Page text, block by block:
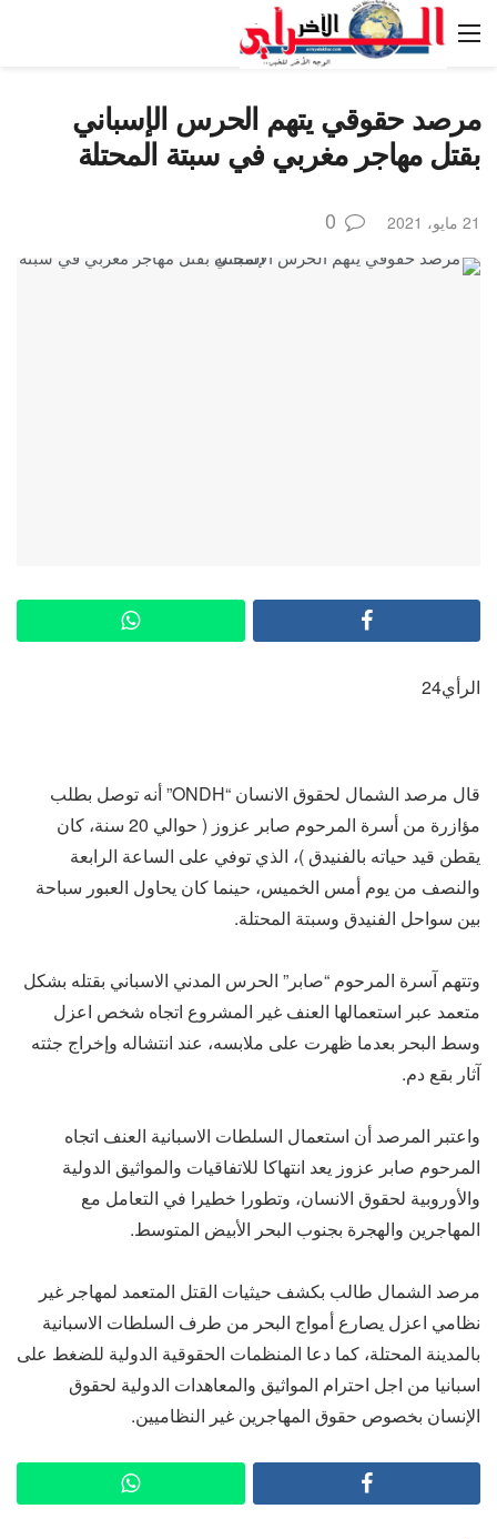
مرصد حقوقي يتهم الحرس الإسباني
بقتل مهاجر مغربي في سبتة المحتلة
21 مايو، 2021 0
الرأي24
قال مرصد الشمال لحقوق الانسان “ONDH” أنه توصل بطلب
مؤازرة من أسرة المرحوم صابر عزوز ( حوالي 20 سنة، كان
يقطن قيد حياته بالفنيدق )، الذي توفي على الساعة الرابعة
والنصف من يوم أمس الخميس، حينما كان يحاول العبور سباحة
بين سواحل الفنيدق وسبتة المحتلة.
وتتهم آسرة المرحوم “صابر” الحرس المدني الاسباني بقتله بشكل
متعمد عبر استعمالها العنف غير المشروع اتجاه شخص اعزل
وسط البحر بعدما ظهرت على ملابسه، عند انتشاله وإخراج جثته
آثار بقع دم.
واعتبر المرصد أن استعمال السلطات الاسبانية العنف اتجاه
المرحوم صابر عزوز يعد انتهاكا للاتفاقيات والمواثيق الدولية
والأوروبية لحقوق الانسان، وتطورا خطيرا في التعامل مع
المهاجرين والهجرة بجنوب البحر الأبيض المتوسط.
مرصد الشمال طالب بكشف حيثيات القتل المتعمد لمهاجر غير
نظامي اعزل يصارع أمواج البحر من طرف السلطات الاسبانية
بالمدينة المحتلة، كما دعا المنظمات الحقوقية الدولية للضغط على
اسبانيا من اجل احترام المواثيق والمعاهدات الدولية لحقوق
الإنسان بخصوص حقوق المهاجرين غير النظاميين.